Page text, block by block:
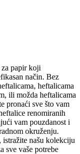
papir koji
način. Bez
heftalicama
ili možda heftalicama
pronaći sve što vam
renomiranih
vam pouzdanost i
okruženju.
istražite našu kolekciju
sve vaše potrebe